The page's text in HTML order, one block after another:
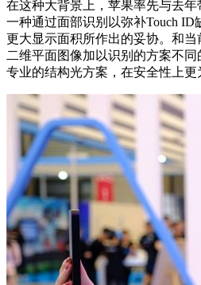
在这种大背景上，苹果率先与去年
一种通过面部识别以弥补Touch ID
更大显示面积所作出的妥协。和
二维平面图像加以识别的方案不同
专业的结构光方案，在安全性上更